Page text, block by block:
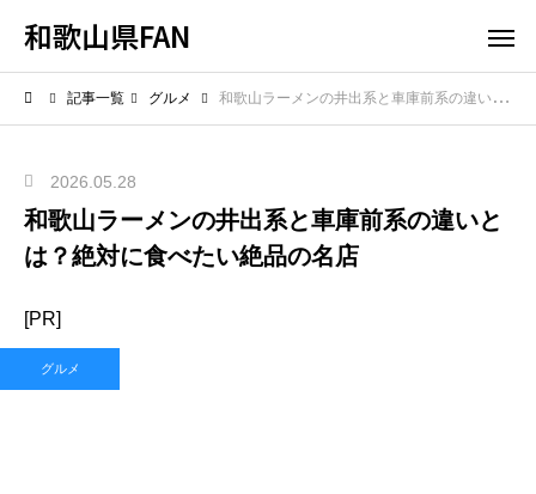
和歌山県FAN
記事一覧 グルメ 和歌山ラーメンの井出系と車庫前系の違いとは？絶対に食べたい絶品の名店
2026.05.28
和歌山ラーメンの井出系と車庫前系の違いと
は？絶対に食べたい絶品の名店
[PR]
グルメ